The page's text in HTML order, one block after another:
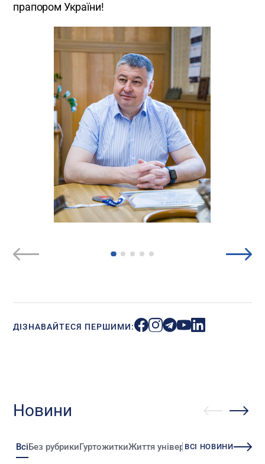
прапором України!
ДІЗНАВАЙТЕСЯ ПЕРШИМИ:
Новини
ВсіБез рубрикиГуртожиткиЖиття університетуЗміни
ВСІ НОВИНИ